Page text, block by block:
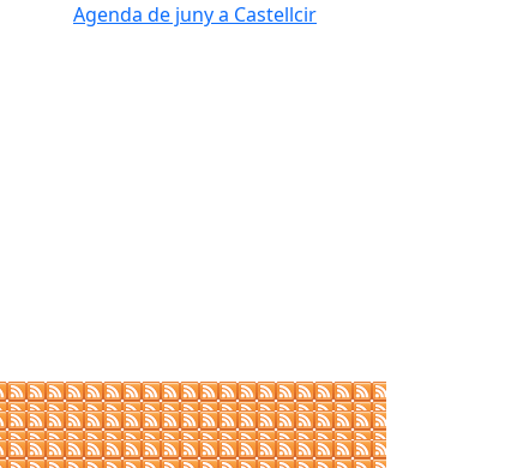
Agenda de juny a Castellcir